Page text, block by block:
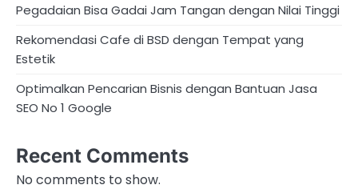
Pegadaian Bisa Gadai Jam Tangan dengan Nilai Tinggi
Rekomendasi Cafe di BSD dengan Tempat yang
Estetik
Optimalkan Pencarian Bisnis dengan Bantuan Jasa
SEO No 1 Google
Recent Comments
No comments to show.